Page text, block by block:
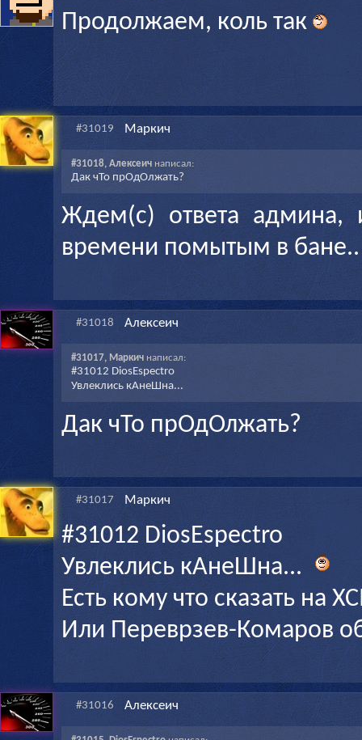
Продолжаем, коль так
#31019 Маркич
#31018, Алексеичнаписал:
Дак чТо прОдОлжать?
Ждем(с) ответа
времени помытым в бане..
#31018 Алексеич
#31017, Маркичнаписал:
#31012 DiosEspectro
Увлеклись кАнеШна...
Дак чТо прОдОлжать?
#31017 Маркич
#31012 DiosEspectro
Увлеклись кАнеШна...
Есть кому что сказать на
Или Переврзев-Комаров
#31016 Алексеич